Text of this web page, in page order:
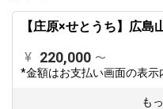
【庄原×せとうち】広
¥ 220,000 〜
*金額はお支払い画面の表示
も